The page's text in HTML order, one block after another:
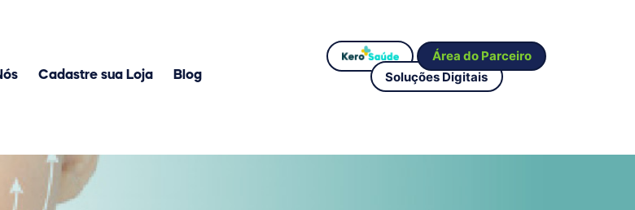
Cadastre sua Loja Blog
Área do Parceiro
Soluções Digitais